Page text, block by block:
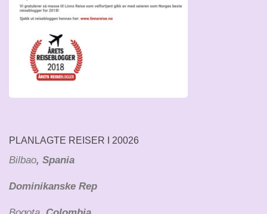
PLANLAGTE REISER I 20026
Bilbao, Spania
Dominikanske Rep